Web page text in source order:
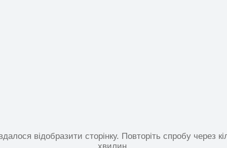
відобразити сторінку. Повторіть спробу через